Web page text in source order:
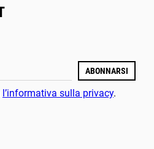
ABONNARSI
l’informativa sulla privacy.